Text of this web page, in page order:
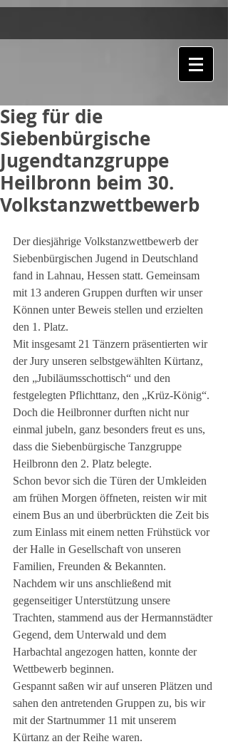
Sieg für die
Siebenbürgische
Jugendtanzgruppe
Heilbronn beim 30.
Volkstanzwettbewerb
Der diesjährige Volkstanzwettbewerb der
Siebenbürgischen Jugend in Deutschland
fand in Lahnau, Hessen statt. Gemeinsam
mit 13 anderen Gruppen durften wir unser
Können unter Beweis stellen und erzielten
den 1. Platz.
Mit insgesamt 21 Tänzern präsentierten wir
der Jury unseren selbstgewählten Kürtanz,
den „Jubiläumsschottisch“ und den
festgelegten Pflichttanz, den „Krüz-König“.
Doch die Heilbronner durften nicht nur
einmal jubeln, ganz besonders freut es uns,
dass die Siebenbürgische Tanzgruppe
Heilbronn den 2. Platz belegte.
Schon bevor sich die Türen der Umkleiden
am frühen Morgen öffneten, reisten wir mit
einem Bus an und überbrückten die Zeit bis
zum Einlass mit einem netten Frühstück vor
der Halle in Gesellschaft von unseren
Familien, Freunden & Bekannten.
Nachdem wir uns anschließend mit
gegenseitiger Unterstützung unsere
Trachten, stammend aus der Hermannstädter
Gegend, dem Unterwald und dem
Harbachtal angezogen hatten, konnte der
Wettbewerb beginnen.
Gespannt saßen wir auf unseren Plätzen und
sahen den antretenden Gruppen zu, bis wir
mit der Startnummer 11 mit unserem
Kürtanz an der Reihe waren.